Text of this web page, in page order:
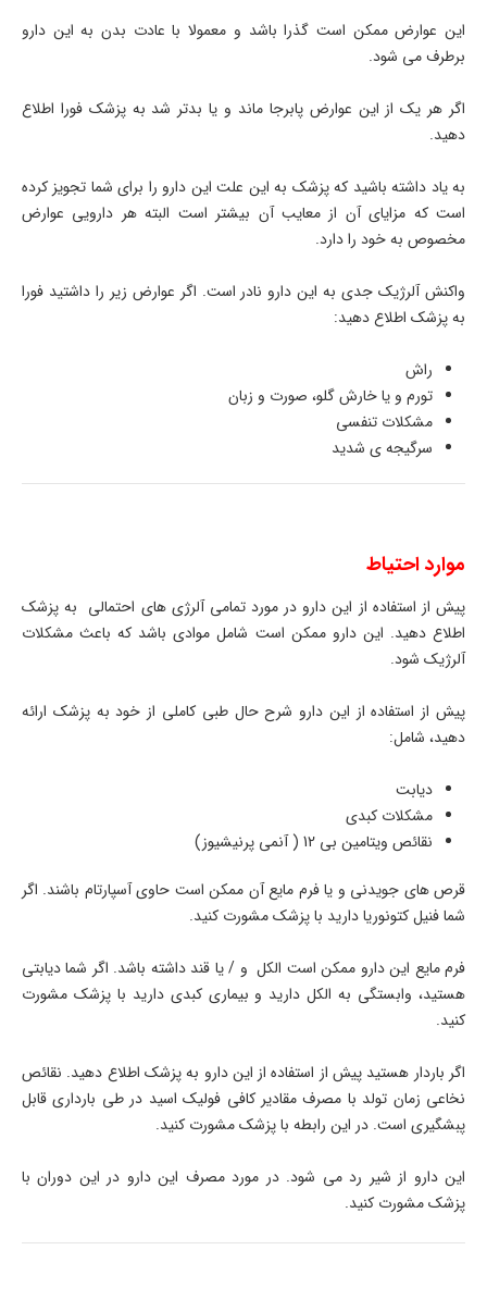
این عوارض ممکن است گذرا باشد و معمولا با عادت بدن به این دارو
برطرف می شود.
اگر هر یک از این عوارض پابرجا ماند و یا بدتر شد به پزشک فورا اطلاع
دهید.
به یاد داشته باشید که پزشک به این علت این دارو را برای شما تجویز کرده
است که مزایای آن از معایب آن بیشتر است البته هر دارویی عوارض
مخصوص به خود را دارد.
واکنش آلرژیک جدی به این دارو نادر است. اگر عوارض زیر را داشتید فورا
به پزشک اطلاع دهید:
راش
تورم و یا خارش گلو، صورت و زبان
مشکلات تنفسی
سرگیجه ی شدید
موارد احتیاط
پیش از استفاده از این دارو در مورد تمامی آلرژی های احتمالی به پزشک
اطلاع دهید. این دارو ممکن است شامل موادی باشد که باعث مشکلات
آلرژیک شود.
پیش از استفاده از این دارو شرح حال طبی کاملی از خود به پزشک ارائه
دهید، شامل:
دیابت
مشکلات کبدی
نقائص ویتامین بی 12 ( آنمی پرنیشیوز)
قرص های جویدنی و یا فرم مایع آن ممکن است حاوی آسپارتام باشند. اگر
شما فنیل کتونوریا دارید با پزشک مشورت کنید.
فرم مایع این دارو ممکن است الکل و / یا قند داشته باشد. اگر شما دیابتی
هستید، وابستگی به الکل دارید و بیماری کبدی دارید با پزشک مشورت
کنید.
اگر باردار هستید پیش از استفاده از این دارو به پزشک اطلاع دهید. نقائص
نخاعی زمان تولد با مصرف مقادیر کافی فولیک اسید در طی بارداری قابل
پبشگیری است. در این رابطه با پزشک مشورت کنید.
این دارو از شیر رد می شود. در مورد مصرف این دارو در این دوران با
پزشک مشورت کنید.